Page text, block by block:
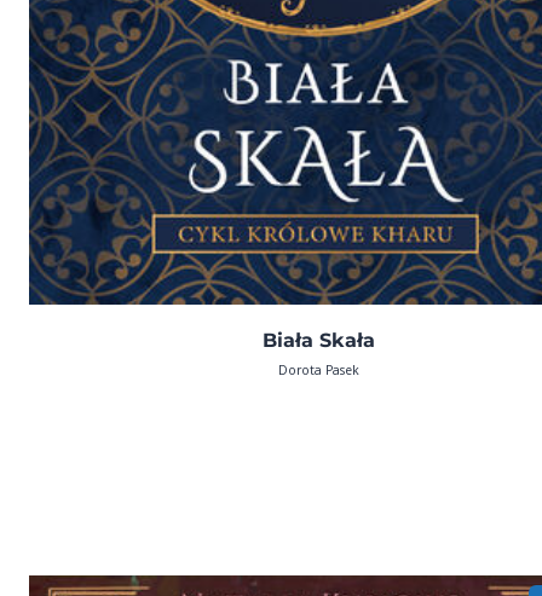
Biała Skała
Dorota Pasek